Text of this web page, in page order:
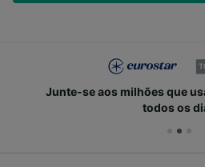
Junte-se aos milhões que
todos os